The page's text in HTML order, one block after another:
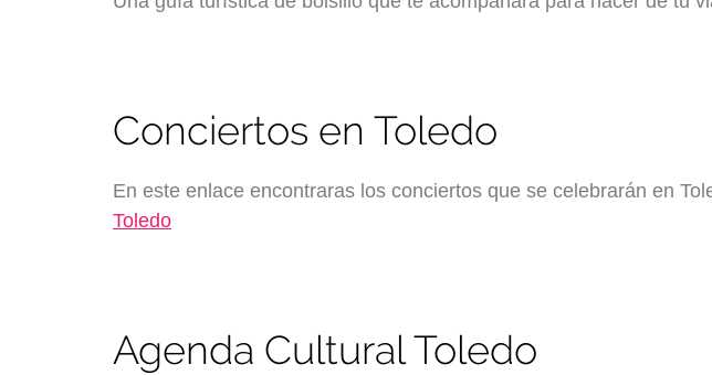
Conciertos en Toledo
En este enlace encontraras los conciertos que se celebrarán en
Toledo
Agenda Cultural Toledo